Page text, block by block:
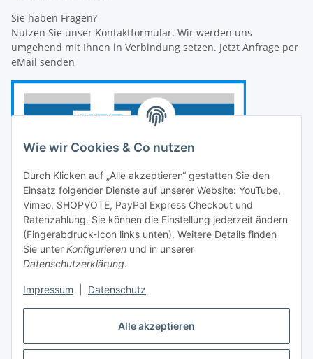
Alle akzeptieren
Wie wir Cookies & Co nutzen
Durch Klicken auf „Alle akzeptieren“ gestatten Sie den
Einsatz folgender Dienste auf unserer Website: YouTube,
Vimeo, SHOPVOTE, PayPal Express Checkout und
Ratenzahlung. Sie können die Einstellung jederzeit ändern
(Fingerabdruck-Icon links unten). Weitere Details finden
Sie unter Konfigurieren und in unserer
Datenschutzerklärung.
Impressum Datenschutz
Sie haben Fragen?
Nutzen Sie unser Kontaktformular. Wir werden uns
umgehend mit Ihnen in Verbindung setzen. Jetzt Anfrage per
eMail senden